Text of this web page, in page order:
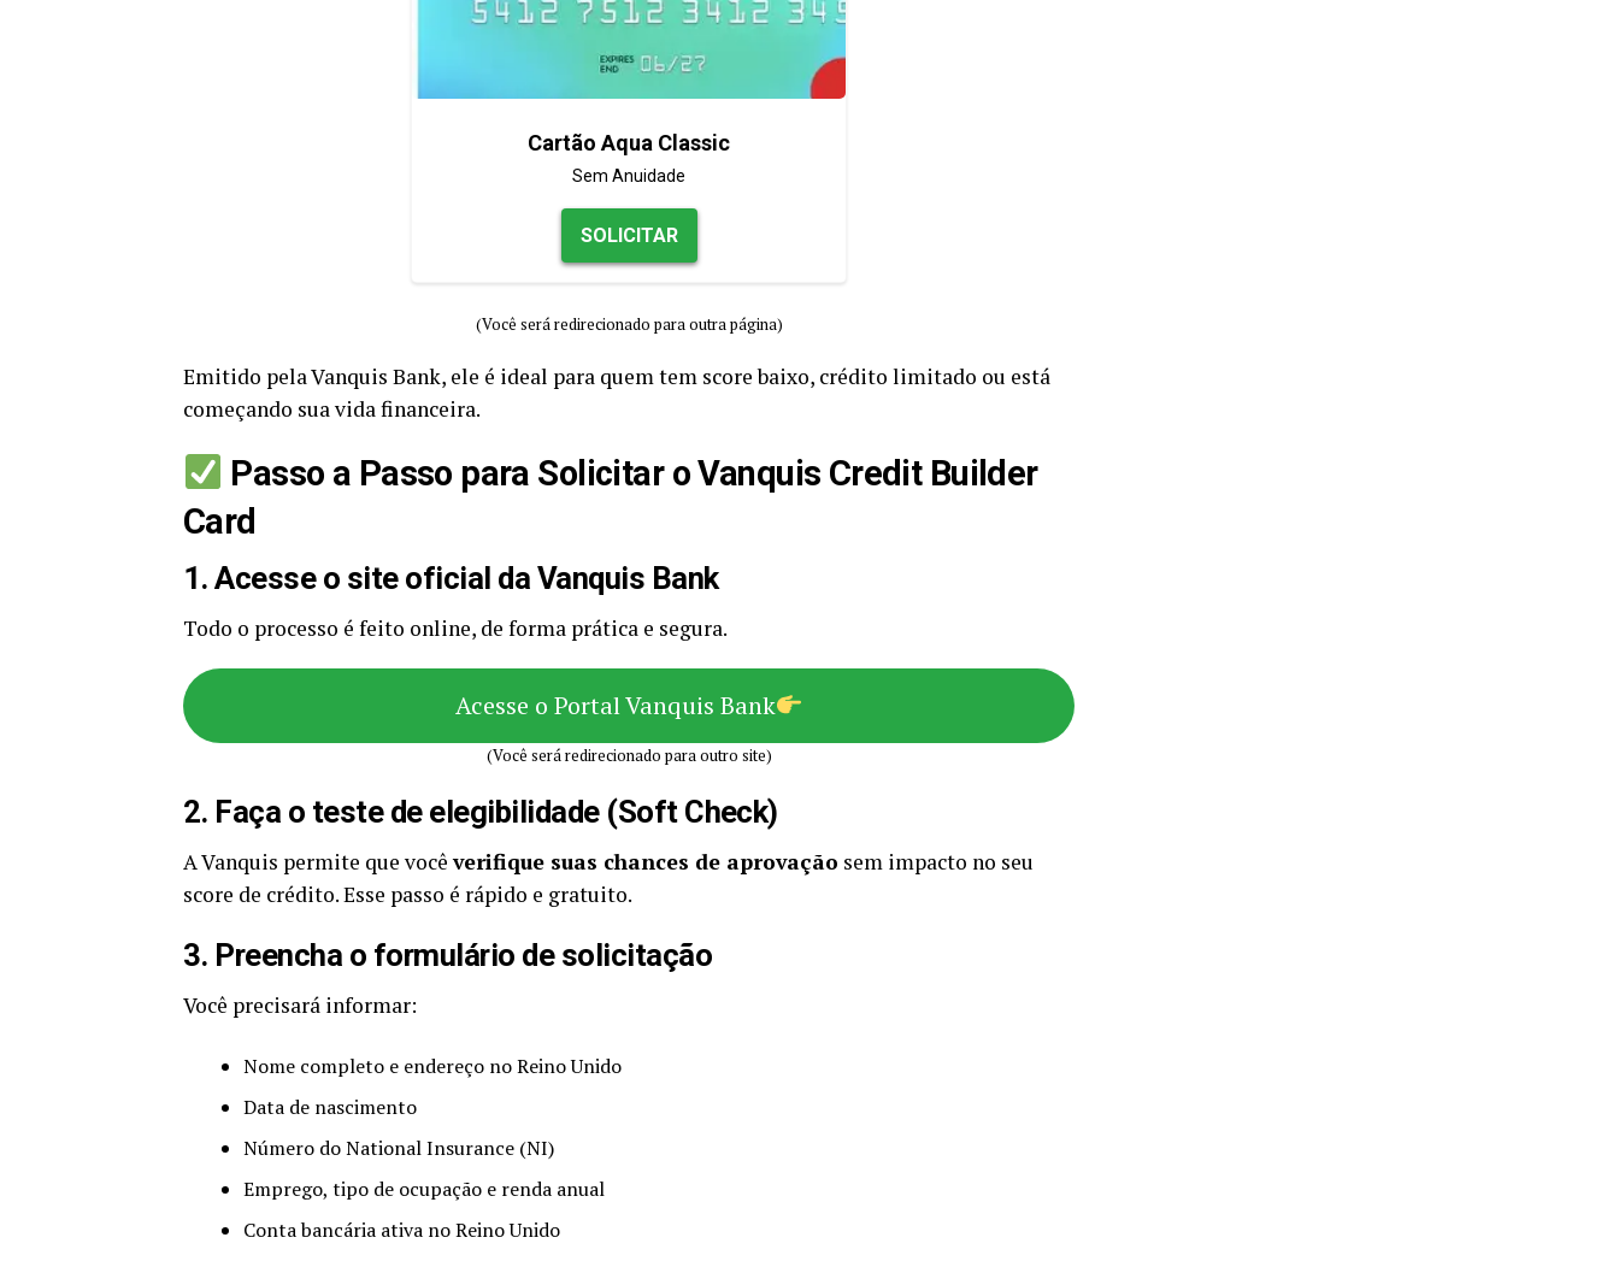
Cartão Aqua Classic
Sem Anuidade
SOLICITAR
(Você será redirecionado para outra página)
Emitido pela Vanquis Bank, ele é ideal para quem tem score baixo, crédito limitado ou está
começando sua vida financeira.
Passo a Passo para Solicitar o Vanquis Credit Builder
Card
1. Acesse o site oficial da Vanquis Bank
Todo o processo é feito online, de forma prática e segura.
Acesse o Portal Vanquis Bank
(Você será redirecionado para outro site)
2. Faça o teste de elegibilidade (Soft Check)
A Vanquis permite que vocêverifique suas chances de aprovação sem impacto no seu
score de crédito. Esse passo é rápido e gratuito.
3. Preencha o formulário de solicitação
Você precisará informar:
Nome completo e endereço no Reino Unido
Data de nascimento
Número do National Insurance (NI)
Emprego, tipo de ocupação e renda anual
Conta bancária ativa no Reino Unido